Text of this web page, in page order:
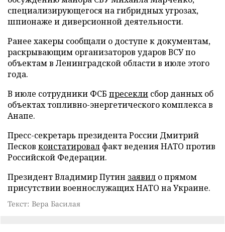
специализирующегося на гибридных угрозах,
шпионаже и диверсионной деятельности.
Ранее хакеры сообщали о доступе к документам,
раскрывающим организаторов ударов ВСУ по
объектам в Ленинградской области в июле этого
года.
В июле сотрудники ФСБ пресекли сбор данных об
объектах топливно-энергетического комплекса в
Анапе.
Пресс-секретарь президента России Дмитрий
Песков констатировал факт ведения НАТО против
Российской Федерации.
Президент Владимир Путин заявил о прямом
присутствии военнослужащих НАТО на Украине.
Текст: Вера Басилая